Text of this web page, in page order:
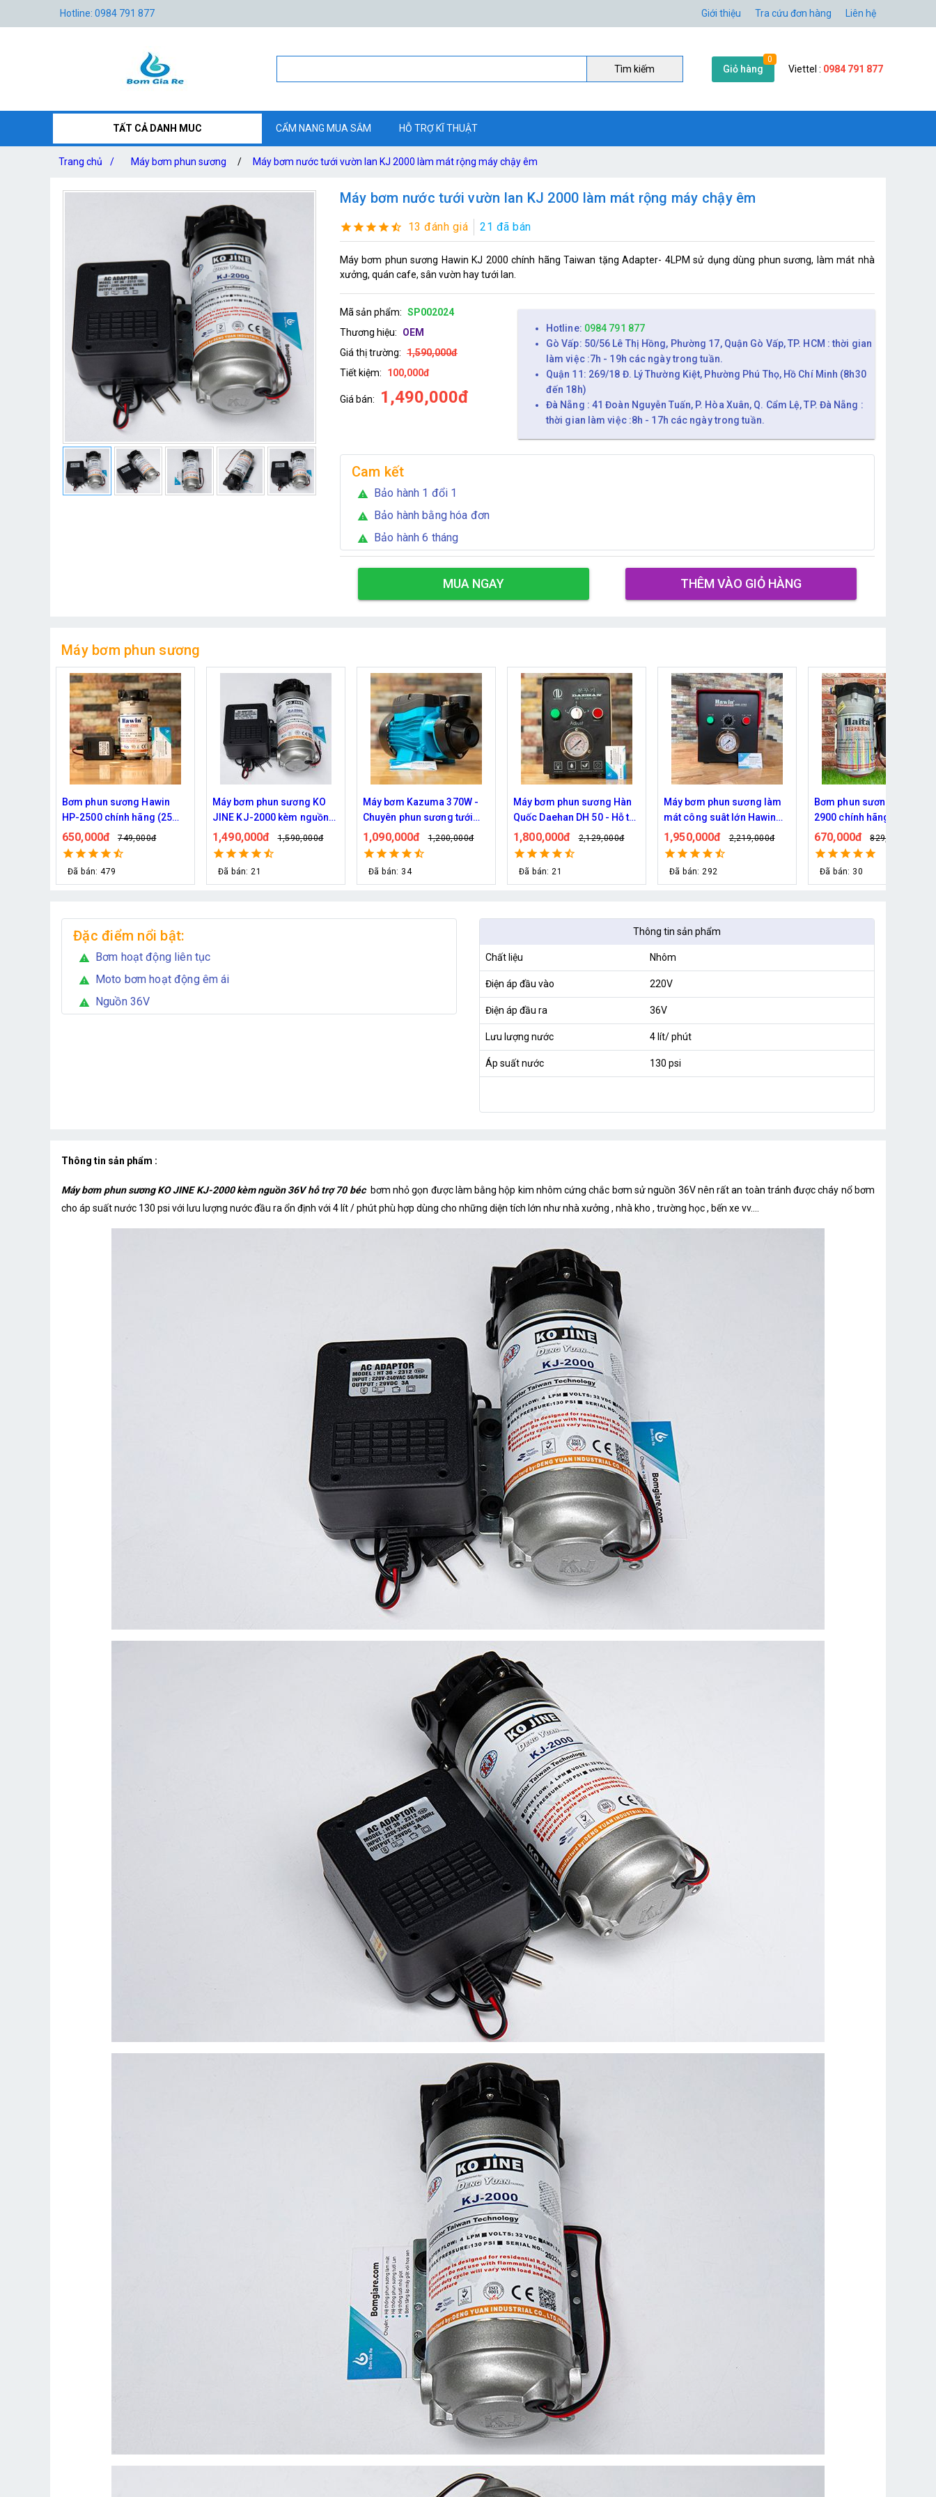
Hotline: 0984 791 877 Giới thiệu Tra cứu đơn hàng Liên hệ
Tìm kiếm Giỏ hàng
0
Viettel : 0984 791 877
TẤT CẢ DANH MUC CẨM NANG MUA SẮM HỖ TRỢ KĨ THUẬT
Trang chủ / Máy bơm phun sương / Máy bơm nước tưới vườn lan KJ 2000 làm mát rộng máy chậy êm
Máy bơm nước tưới vườn lan KJ 2000 làm mát rộng máy chậy êm
13 đánh giá 21 đã bán
Máy bơm phun sương Hawin KJ 2000 chính hãng Taiwan tặng Adapter- 4LPM sử dụng dùng phun sương, làm mát nhà
xưởng, quán cafe, sân vườn hay tưới lan.
Mã sản phẩm: SP002024
Thương hiệu:
OEM
Giá thị trường: 1,590,000đ
Tiết kiệm:
100,000đ
Giá bán: 1,490,000đ
Hotline: 0984 791 877
Gò Vấp: 50/56 Lê Thị Hồng, Phường 17, Quận Gò Vấp, TP. HCM : thời gian
làm việc :7h - 19h các ngày trong tuần.
Quận 11: 269/18 Đ. Lý Thường Kiệt, Phường Phú Thọ, Hồ Chí Minh (8h30
đến 18h)
Đà Nẵng : 41 Đoàn Nguyễn Tuấn, P. Hòa Xuân, Q. Cẩm Lệ, TP. Đà Nẵng :
thời gian làm việc :8h - 17h các ngày trong tuần.
Cam kết
warning Bảo hành 1 đổi 1
warning Bảo hành bằng hóa đơn
warning Bảo hành 6 tháng
MUA NGAY THÊM VÀO GIỎ HÀNG
Máy bơm phun sương
Máy bơm phun sương KO
JINE KJ-2000 kèm nguồn
36V hỗ trợ 70 béc
1,490,000đ 1,590,000đ
Đã bán: 21
Máy bơm Kazuma 370W -
Chuyên phun sương tưới
cây
1,090,000đ 1,200,000đ
Đã bán: 34
Máy bơm phun sương Hàn
Quốc Daehan DH 50 - Hỗ trợ
từ 30 đến 50 béc phun
1,800,000đ 2,129,000đ
Đã bán: 21
Máy bơm phun sương làm
mát công suât lớn Hawin
FOG-2703 hỗ trợ 70 đầu
phun
1,950,000đ 2,219,000đ
Đã bán: 292
Bơm phun sương Haita HP-
2900 chính hãng (30 béc)
670,000đ 829,000đ
Đã bán: 30
Máy phun sương Daehan
DH 150 của Hàn Quốc
2,400,000đ 2,790,000đ
Đã bán: 76
Đặc điểm nổi bật:
warning Bơm hoạt động liên tục
warning Moto bơm hoạt động êm ái
warning Nguồn 36V
Thông tin sản phẩm
Chất liệu Nhôm
Điện áp đầu vào 220V
Điện áp đầu ra 36V
Lưu lượng nước 4 lít/ phút
Áp suất nước 130 psi
Thông tin sản phẩm :
Máy bơm phun sương KO JINE KJ-2000 kèm nguồn 36V hỗ trợ 70 béc bơm nhỏ gọn được làm bằng hộp kim nhôm cứng chắc bơm sử nguồn 36V nên rất an toàn tránh được cháy nổ bơm
cho áp suất nước 130 psi với lưu lượng nước đầu ra ổn định với 4 lít / phút phù hợp dùng cho những diện tích lớn như nhà xưởng , nhà kho , trường học , bến xe vv....